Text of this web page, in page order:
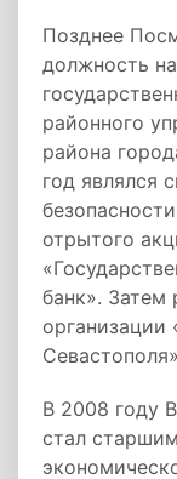
Позднее
должность
районного
района
год являлся
отрытого
банк». Затем
организации
В 2008 году
стал